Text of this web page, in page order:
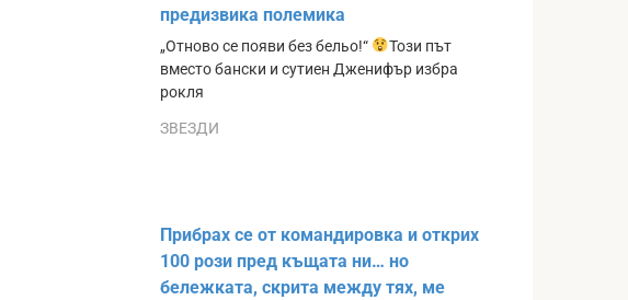
предизвика полемика
„Отново се появи без бельо!“
Този път
вместо бански и сутиен Дженифър избра
рокля
ЗВЕЗДИ
Прибрах се от командировка и открих
100 рози пред къщата ни… но
бележката, скрита между тях, ме